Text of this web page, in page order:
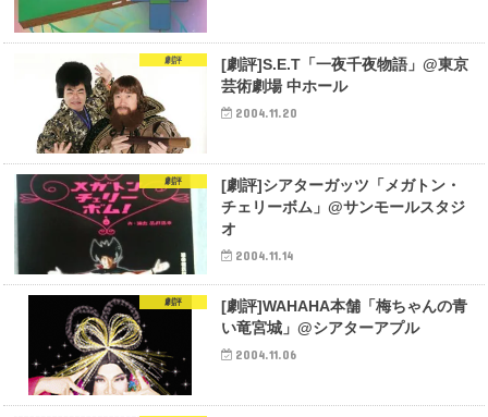
劇評
[劇評]S.E.T「一夜千夜物語」@東京
芸術劇場 中ホール
2004.11.20
劇評
[劇評]シアターガッツ「メガトン・
チェリーボム」@サンモールスタジ
オ
2004.11.14
劇評
[劇評]WAHAHA本舗「梅ちゃんの青
い竜宮城」@シアターアプル
2004.11.06